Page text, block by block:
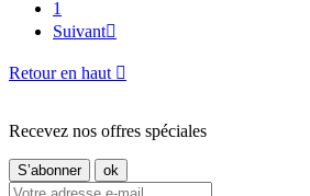
1
Suivant
Retour en haut 
Recevez nos offres spéciales